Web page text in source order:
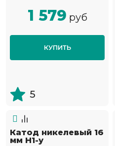
1 579 руб
КУПИТЬ
5
Катод никелевый 16
мм Н1-у